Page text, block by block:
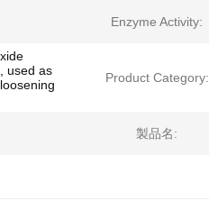
Enzyme Activity:
used as
Product Category:
製品名: